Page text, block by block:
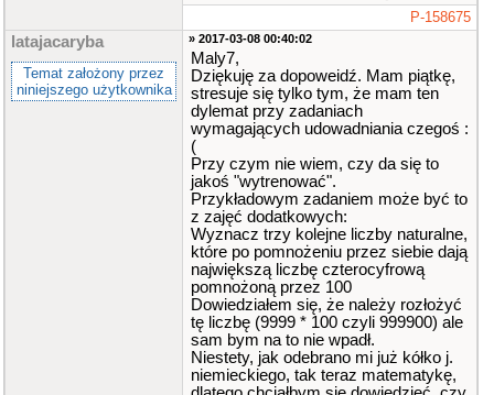
P-158675
latajacaryba
Temat założony przez
niniejszego użytkownika
» 2017-03-08 00:40:02
Maly7,
Dziękuję za dopoweidź. Mam piątkę,
stresuje się tylko tym, że mam ten
dylemat przy zadaniach
wymagających udowadniania czegoś :
(
Przy czym nie wiem, czy da się to
jakoś "wytrenować".
Przykładowym zadaniem może być to
z zajęć dodatkowych:
Wyznacz trzy kolejne liczby naturalne,
które po pomnożeniu przez siebie dają
największą liczbę czterocyfrową
pomnożoną przez 100
Dowiedziałem się, że należy rozłożyć
tę liczbę (9999 * 100 czyli 999900) ale
sam bym na to nie wpadł.
Niestety, jak odebrano mi już kółko j.
niemieckiego, tak teraz matematykę,